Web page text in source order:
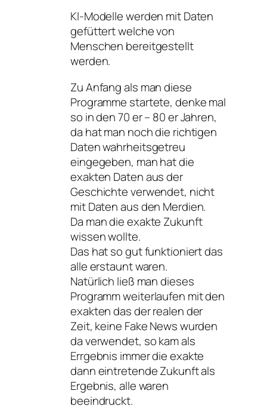
KI-Modelle werden mit Daten
gefüttert welche von
Menschen bereitgestellt
werden.
Zu Anfang als man diese
Programme startete, denke mal
so in den 70 er – 80 er Jahren,
da hat man noch die richtigen
Daten wahrheitsgetreu
eingegeben, man hat die
exakten Daten aus der
Geschichte verwendet, nicht
mit Daten aus den Merdien.
Da man die exakte Zukunft
wissen wollte.
Das hat so gut funktioniert das
alle erstaunt waren.
Natürlich ließ man dieses
Programm weiterlaufen mit den
exakten das der realen der
Zeit, keine Fake News wurden
da verwendet, so kam als
Errgebnis immer die exakte
dann eintretende Zukunft als
Ergebnis, alle waren
beeindruckt.